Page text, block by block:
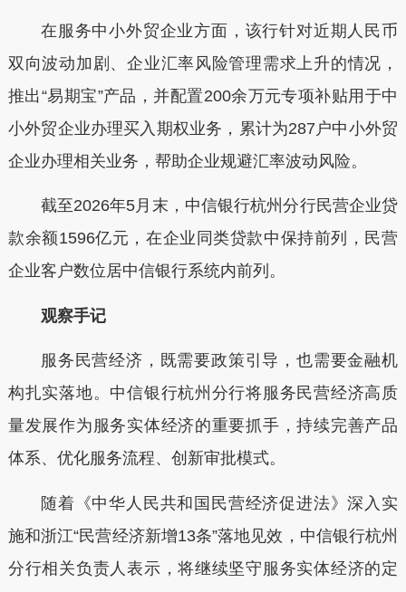
在服务中小外贸企业方面，该行针对近期人民币
双向波动加剧、企业汇率风险管理需求上升的情况，
推出“易期宝”产品，并配置200余万元专项补贴用于中
小外贸企业办理买入期权业务 ， 累计为287 户中小外贸
企业办理相关业务，帮助企业规避汇率波动风险。
截至2026年5月 末，中信银行杭州分行民营企业贷
款余额1596亿元， 在企业同类贷款中保持前列，民营
企业客户数位居中信银行系统内前列。
观察手记
服务民营经济，既需要政策引导，也需要金融机
构扎实落地。中信银行杭州分行将服务民营经济高质
量发展作为服务实体经济的重要抓手，持续完善产品
体系、优化服务流程、创新审批模式。
随着《中华人民共和国民营经济促进法》深入实
施和浙江“民营经济新增13条”落地见效，中信银行杭州
分行相关负责人表示，将继续坚守服务实体经济的定